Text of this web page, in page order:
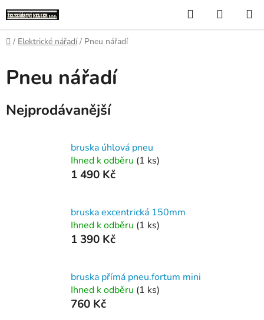
na
obsah
Hledat
KOŠÍK
Domů
/ Elektrické nářadí / Pneu nářadí
Pneu nářadí
Nejprodávanější
bruska úhlová pneu
Ihned k odběru (1 ks)
1 490 Kč
bruska excentrická 150mm
Ihned k odběru (1 ks)
1 390 Kč
bruska přímá pneu.fortum mini
Ihned k odběru (1 ks)
760 Kč